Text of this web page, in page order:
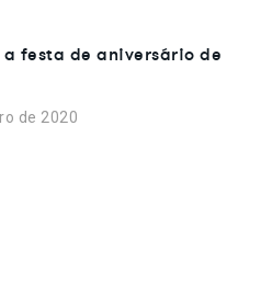
festa de aniversário de
de 2020